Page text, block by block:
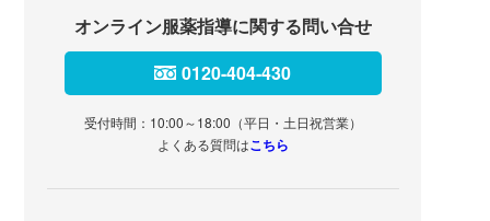
オンライン服薬指導に関する問い合せ
0120-404-430
受付時間：10:00～18:00（平日・土日祝営業）
よくある質問はこちら